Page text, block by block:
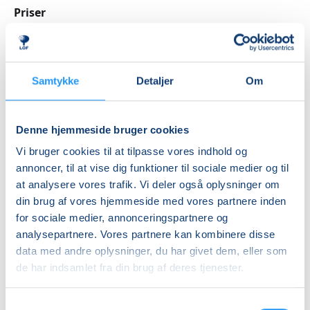
Samtykke Detaljer Om
Denne hjemmeside bruger cookies
Vi bruger cookies til at tilpasse vores indhold og
annoncer, til at vise dig funktioner til sociale medier og til
at analysere vores trafik. Vi deler også oplysninger om
din brug af vores hjemmeside med vores partnere inden
for sociale medier, annonceringspartnere og
analysepartnere. Vores partnere kan kombinere disse
data med andre oplysninger, du har givet dem, eller som
de har indsamlet fra din brug af deres tjenester.
Kursusforløbet består af 4 trin, hvor du starter på det
særlige IT-kundskaber for at deltage i FVU Digital.
Hvert trin kan afsluttes med en vurdering, og efter 4.
trin kan afsluttes med en prøve. Det er helt frivilligt
Priser
Kontakt os for
DKK 0,00
6314311
Første mødegang
tirsdag 18.08.2026, kl. 09.00 - 12.00
Sidste mødegang
tirsdag 06.10.2026, kl. 09.00 - 12.00
Antal mødegange